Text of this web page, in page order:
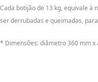
Cada botijão de 13 kg, equivale á
ser derrubadas e queimadas,
* Dimensões: diâmetro 360 mm x